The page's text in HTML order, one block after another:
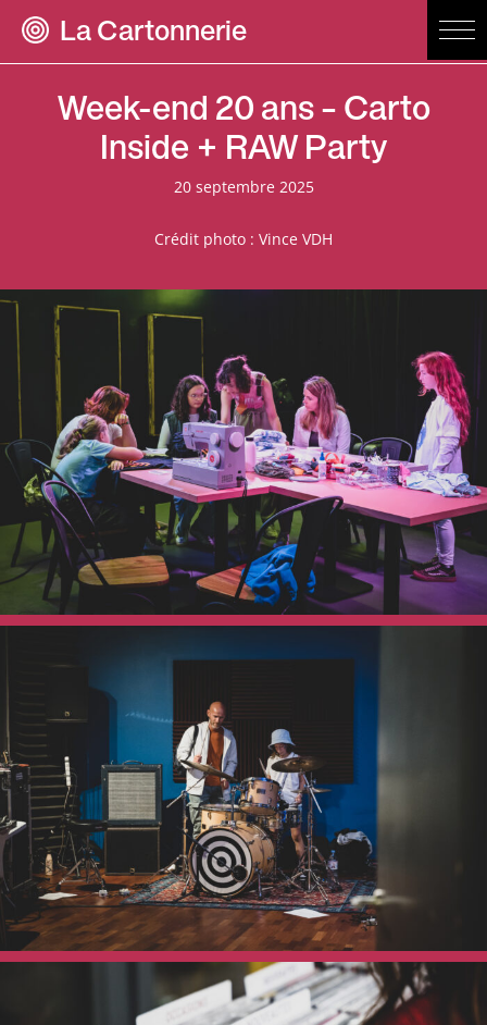
La Cartonnerie
Week-end 20 ans – Carto
Inside + RAW Party
20 septembre 2025
Crédit photo : Vince VDH